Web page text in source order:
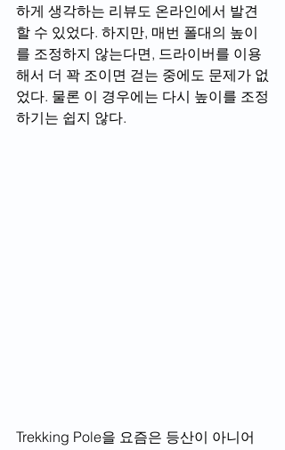
하게 생각하는 리뷰도 온라인에서 발견
할 수 있었다. 하지만, 매번 폴대의 높이
를 조정하지 않는다면, 드라이버를 이용
해서 더 꽉 조이면 걷는 중에도 문제가 없
었다. 물론 이 경우에는 다시 높이를 조정
하기는 쉽지 않다.
Trekking Pole을 요즘은 등산이 아니어